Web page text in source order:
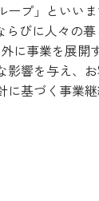
プ」といい
びに人々の
に事業を展
響を与え、
基づく事業